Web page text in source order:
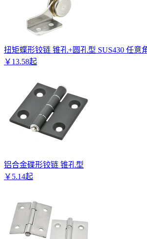
扭矩蝶形铰链 锥孔+圆孔型 SUS430 任意
￥ 13.58起
铝合金碟形铰链 锥孔型
￥ 5.14起